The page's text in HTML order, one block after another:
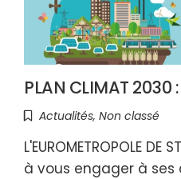
PLAN CLIMAT
Actualités, Non classé
L'EUROMETROPOLE DE
à vous engager à ses